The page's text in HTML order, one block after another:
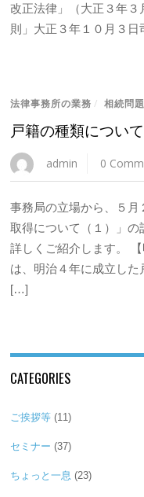
改正法律」（大正３年
則」大正３年１０月３
法律事務所の業務 / 相続問題
戸籍の種類について
admin 0
事務局の立場から、５
取得について（１）」の
詳しくご紹介します。
は、明治４年に成立した
[…]
CATEGORIES
ご挨拶等 (11)
セミナー (37)
ちょっと一息 (23)